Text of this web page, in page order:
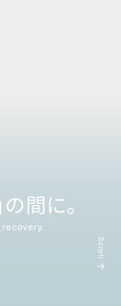
の間に。
recovery.
Scroll